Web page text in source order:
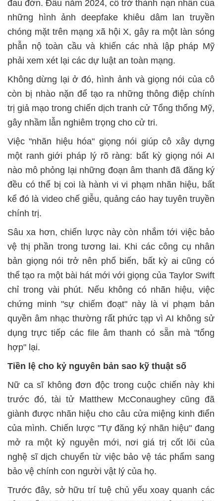
đau đớn. Đầu năm 2024, cô trở thành nạn nhân của
những hình ảnh deepfake khiêu dâm lan truyền
chóng mặt trên mạng xã hội X, gây ra một làn sóng
phẫn nộ toàn cầu và khiến các nhà lập pháp Mỹ
phải xem xét lại các dự luật an toàn mạng.
Không dừng lại ở đó, hình ảnh và giọng nói của cô
còn bị nhào nặn để tạo ra những thông điệp chính
trị giả mạo trong chiến dịch tranh cử Tổng thống Mỹ,
gây nhầm lẫn nghiêm trọng cho cử tri.
Việc "nhãn hiệu hóa" giọng nói giúp cô xây dựng
một ranh giới pháp lý rõ ràng: bất kỳ giọng nói AI
nào mô phỏng lại những đoạn âm thanh đã đăng ký
đều có thể bị coi là hành vi vi phạm nhãn hiệu, bất
kể đó là video chế giễu, quảng cáo hay tuyên truyền
chính trị.
Sâu xa hơn, chiến lược này còn nhắm tới việc bảo
vệ thị phần trong tương lai. Khi các công cụ nhân
bản giọng nói trở nên phổ biến, bất kỳ ai cũng có
thể tạo ra một bài hát mới với giọng của Taylor Swift
chỉ trong vài phút. Nếu không có nhãn hiệu, việc
chứng minh "sự chiếm đoạt" này là vi phạm bản
quyền âm nhạc thường rất phức tạp vì AI không sử
dụng trực tiếp các file âm thanh có sẵn mà "tổng
hợp" lại.
Tiền lệ cho kỷ nguyên bản sao kỹ thuật số
Nữ ca sĩ không đơn độc trong cuộc chiến này khi
trước đó, tài tử Matthew McConaughey cũng đã
giành được nhãn hiệu cho câu cửa miệng kinh điển
của mình. Chiến lược "Tự đăng ký nhãn hiệu" đang
mở ra một kỷ nguyên mới, nơi giá trị cốt lõi của
nghệ sĩ dịch chuyển từ việc bảo vệ tác phẩm sang
bảo vệ chính con người vật lý của họ.
Trước đây, sở hữu trí tuệ chủ yếu xoay quanh các